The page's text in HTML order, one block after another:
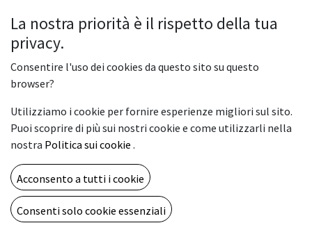
Le Stampanti DTF: una rivoluzione nella stampa
1.Introduzione 2.Che cos'è la stampa DTF? 3.Pro e Contro di una DTF
4.Conclusioni La tecnologia di stampa su tessuti, e non solo, ha fatto enormi
passi avanti negli ultimi anni. Una delle innovazioni ...
0 1816
La nostra priorità è il rispetto della tua
privacy.
Consentire l'uso dei cookies da questo sito su questo
browser?
Utilizziamo i cookie per fornire esperienze migliori sul sito.
Puoi scoprire di più sui nostri cookie e come utilizzarli nella
nostra Politica sui cookie .
Acconsento a tutti i cookie
Consenti solo cookie essenziali